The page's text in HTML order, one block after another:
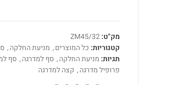
מק"ט:ZM45/32
קטגוריות: כל המוצרים, מניעת החלקה,
תגיות: מניעת החלקה, סף למדרגה, סף
פרופיל מדרגה, קצה למדרגה